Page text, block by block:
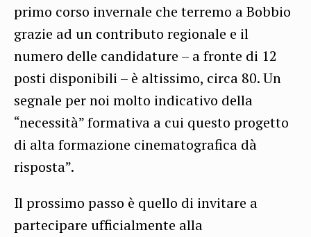
primo corso invernale che terremo a Bobbio
grazie ad un contributo regionale e il
numero delle candidature – a fronte di 12
posti disponibili – è altissimo, circa 80. Un
segnale per noi molto indicativo della
“necessità” formativa a cui questo progetto
di alta formazione cinematografica dà
risposta”.
Il prossimo passo è quello di invitare a
partecipare ufficialmente alla